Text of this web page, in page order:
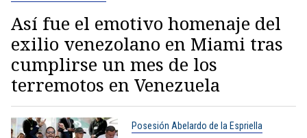
Así fue el emotivo homenaje del
exilio venezolano en Miami tras
cumplirse un mes de los
terremotos en Venezuela
Posesión Abelardo de la Espriella